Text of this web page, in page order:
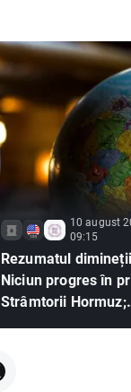
10 august
09:15
Rezumatul
Niciun progres în
Strâmtorii Hormuz;
Berkshire